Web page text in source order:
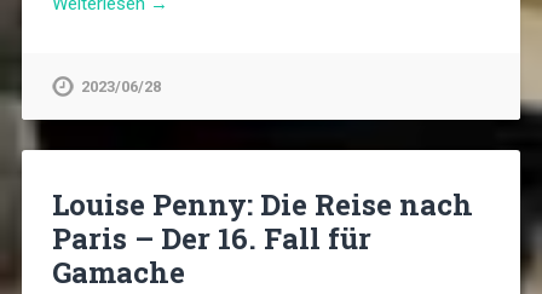
2023/06/28
Louise Penny: Die Reise nach
Paris – Der 16. Fall für
Gamache